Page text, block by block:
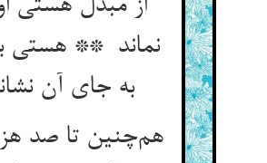
از مبدل هستی
نماند ** هستی
به جای آن نشاند
هم‌چنین تا صد